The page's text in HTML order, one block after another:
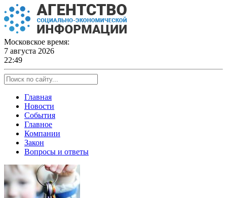
Skip
to
content
Московское время:
7 августа 2026
22:49
Главная
Новости
События
Главное
Компании
Закон
Вопросы и ответы